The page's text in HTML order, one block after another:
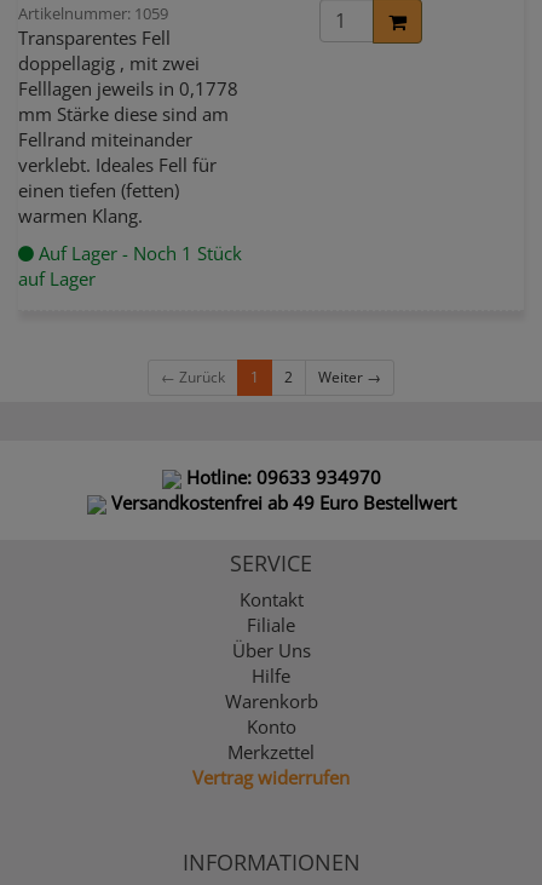
Artikelnummer: 1059
Transparentes Fell
doppellagig , mit zwei
Felllagen jeweils in 0,1778
mm Stärke diese sind am
Fellrand miteinander
verklebt. Ideales Fell für
einen tiefen (fetten)
warmen Klang.
Auf Lager - Noch 1 Stück
auf Lager
← Zurück 1 2 Weiter →
Hotline: 09633 934970
Versandkostenfrei ab 49 Euro Bestellwert
SERVICE
Kontakt
Filiale
Über Uns
Hilfe
Warenkorb
Konto
Merkzettel
Vertrag widerrufen
INFORMATIONEN